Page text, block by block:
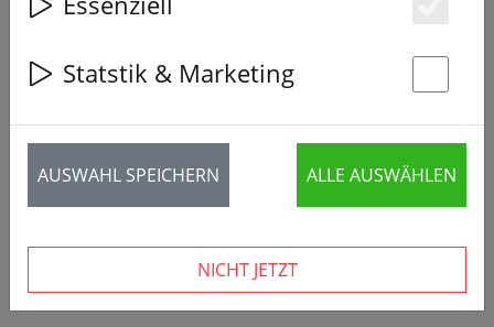
›
Statstik & Marketing
AUSWAHL SPEICHERN ALLE AUSWÄHLEN
NICHT JETZT